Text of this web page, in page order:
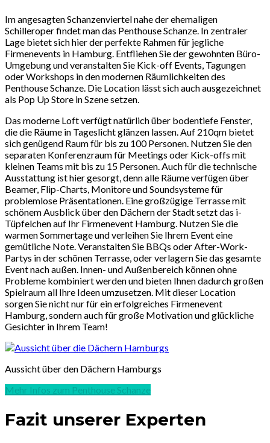
Im angesagten Schanzenviertelnahe der ehemaligen
Schilleroperfindet man das Penthouse Schanze. In zentraler
Lage bietet sich hier der perfekte Rahmen für jegliche
Firmenevents in Hamburg. Entfliehen Sie der gewohnten Büro-
Umgebung und veranstalten Sie Kick-off Events, Tagungen
oder Workshops in den modernen Räumlichkeiten des
Penthouse Schanze. Die Location lässt sich auch ausgezeichnet
als Pop Up Store in Szene setzen.
Das moderne Loft verfügt natürlich über bodentiefe Fenster,
die die Räume in Tageslicht glänzen lassen. Auf 210qm bietet
sich genügend Raum für bis zu 100 Personen. Nutzen Sie den
separaten Konferenzraum für Meetings oder Kick-offs mit
kleinen Teams mit bis zu 15 Personen. Auch für die technische
Ausstattung ist hier gesorgt, denn alle Räume verfügen über
Beamer, Flip-Charts, Monitore und Soundsysteme für
problemlose Präsentationen. Eine großzügige Terrasse mit
schönem Ausblick über den Dächern der Stadt setzt das i-
Tüpfelchen auf Ihr Firmenevent Hamburg. Nutzen Sie die
warmen Sommertage und verleihen Sie Ihrem Event eine
gemütliche Note. Veranstalten Sie BBQs oder After-Work-
Partys in der schönen Terrasse, oder verlagern Sie das gesamte
Event nach außen. Innen- und Außenbereich können ohne
Probleme kombiniert werden und bieten Ihnen dadurch großen
Spielraum all Ihre Ideen umzusetzen. Mit dieser Location
sorgen Sie nicht nur für ein erfolgreiches Firmenevent
Hamburg, sondern auch für große Motivation und glückliche
Gesichter in Ihrem Team!
Aussicht über den Dächern Hamburgs
Mehr Infos zum Penthouse Schanze
Fazit unserer Experten